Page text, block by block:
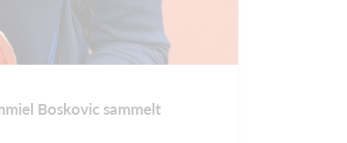
Boskovic sammelt